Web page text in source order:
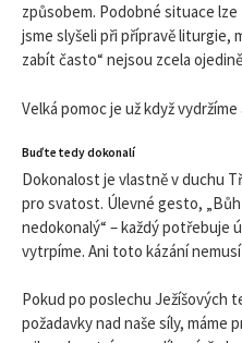
způsobem. Podobné situace
jsme slyšeli při přípravě liturgie,
zabít často“ nejsou zcela
Velká pomoc je už když
Buďte tedy dokonalí
Dokonalost je vlastně v duchu
pro svatost. Úlevné gesto,
nedokonalý“ – každý potřebuje
vytrpíme. Ani toto kázání
Pokud po poslechu Ježíšových
požadavky nad naše síly, máme